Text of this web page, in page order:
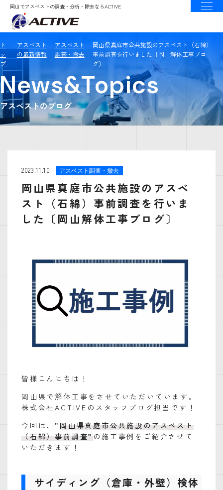
岡山でアスベストの調査・分析・除去ならACTIVE
ト
ッ
プ
アスベスト
の最新情報
アスベスト
調査・撤去
岡山県真庭市公共施設のアスベスト（石綿）
事前調査を行いました〔岡山解体工事ブロ
グ〕
News&Topics
アスベストのブログ
2023.11.10 アスベスト調査・撤去
岡山県真庭市公共施設のアスベ
スト（石綿）事前調査を行いま
した〔岡山解体工事ブログ〕
皆様こんにちは！
岡山県で解体工事をさせていただいています。
株式会社ACTIVEのスタッフブログ担当です！
今回は、” 岡山県真庭市公共施設のアスベスト
（石綿）事前調査”の施工事例をご紹介させて
いただきます！
サイディング（倉庫・外壁）検体